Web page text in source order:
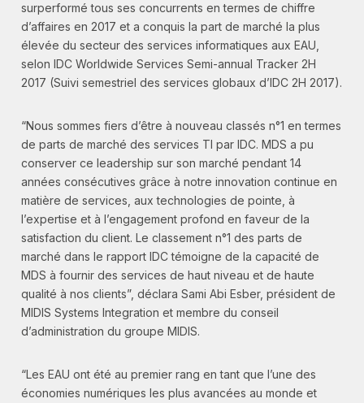
surperformé tous ses concurrents en termes de chiffre
d’affaires en 2017 et a conquis la part de marché la plus
élevée du secteur des services informatiques aux EAU,
selon IDC Worldwide Services Semi-annual Tracker 2H
2017 (Suivi semestriel des services globaux d’IDC 2H 2017).
“Nous sommes fiers d’être à nouveau classés n°1 en termes
de parts de marché des services TI par IDC. MDS a pu
conserver ce leadership sur son marché pendant 14
années consécutives grâce à notre innovation continue en
matière de services, aux technologies de pointe, à
l’expertise et à l’engagement profond en faveur de la
satisfaction du client. Le classement n°1 des parts de
marché dans le rapport IDC témoigne de la capacité de
MDS à fournir des services de haut niveau et de haute
qualité à nos clients”, déclara Sami Abi Esber, président de
MIDIS Systems Integration et membre du conseil
d’administration du groupe MIDIS.
“Les EAU ont été au premier rang en tant que l’une des
économies numériques les plus avancées au monde et